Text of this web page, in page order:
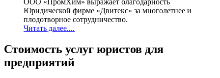
ООО «ПромХим» выражает благодарность
Юридической фирме «Двитекс» за многолетнее и
плодотворное сотрудничество.
Читать далее....
Стоимость услуг юристов для
предприятий